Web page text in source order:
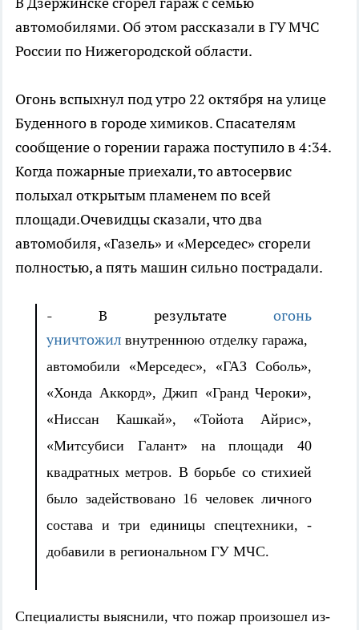
автомобилями. Об этом рассказали в ГУ МЧС
России по Нижегородской области.
Огонь вспыхнул под утро 22 октября на улице
Буденного в городе химиков. Спасателям
сообщение о горении гаража поступило в 4:34.
Когда пожарные приехали, то автосервис
полыхал открытым пламенем по всей
площади.Очевидцы сказали, что два
автомобиля, «Газель» и «Мерседес» сгорели
полностью, а пять машин сильно пострадали.
- В результате огонь
уничтожил внутреннюю отделку гаража,
автомобили «Мерседес», «ГАЗ Соболь»,
«Хонда Аккорд», Джип «Гранд Чероки»,
«Ниссан Кашкай», «Тойота Айрис»,
«Митсубиси Галант» на площади 40
квадратных метров. В борьбе со стихией
было задействовано 16 человек личного
состава и три единицы спецтехники, -
добавили в региональном ГУ МЧС.
Специалисты выяснили, что пожар произошел из-